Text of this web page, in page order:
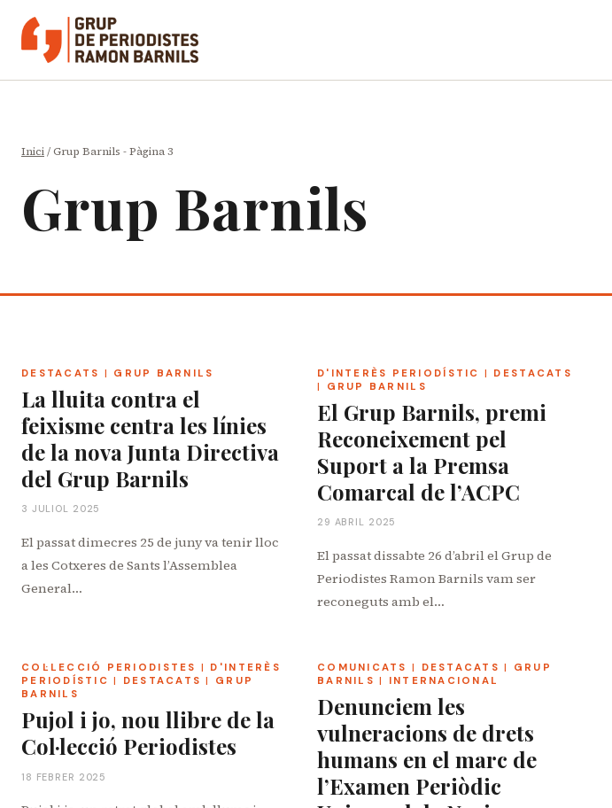
contingut
Inici/Grup Barnils - Pàgina 3
Grup Barnils
DESTACATS | GRUP BARNILS
La lluita contra el
feixisme centra les línies
de la nova Junta Directiva
del Grup Barnils
3 JULIOL 2025
El passat dimecres 25 de juny va tenir lloc
a les Cotxeres de Sants l’Assemblea
General…
D'INTERÈS PERIODÍSTIC | DESTACATS
| GRUP BARNILS
El Grup Barnils, premi
Reconeixement pel
Suport a la Premsa
Comarcal de l’ACPC
29 ABRIL 2025
El passat dissabte 26 d’abril el Grup de
Periodistes Ramon Barnils vam ser
reconeguts amb el…
COL·LECCIÓ PERIODISTES | D'INTERÈS
PERIODÍSTIC | DESTACATS | GRUP
BARNILS
Pujol i jo, nou llibre de la
Col·lecció Periodistes
18 FEBRER 2025
COMUNICATS | DESTACATS | GRUP
BARNILS | INTERNACIONAL
Denunciem les
vulneracions de drets
humans en el marc de
l’Examen Periòdic